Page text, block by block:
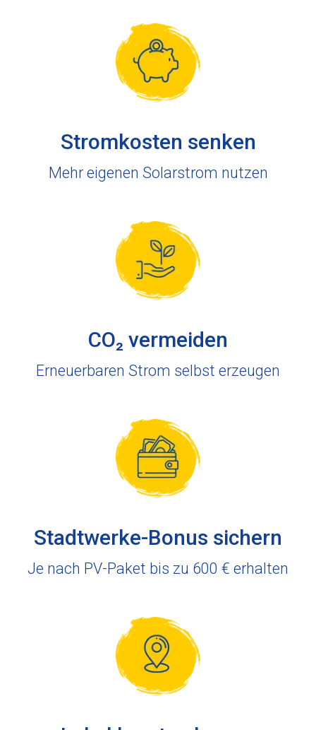
Stromkosten senken
Mehr eigenen Solarstrom nutzen
CO₂ vermeiden
Erneuerbaren Strom selbst erzeugen
Stadtwerke-Bonus sichern
Je nach PV-Paket bis zu 600 € erhalten